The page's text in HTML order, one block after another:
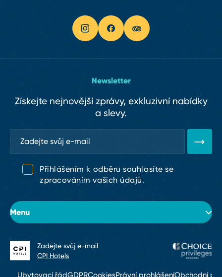
Menu
O hotelu
Pokoje
Newsletter
Získejte nejnovější zprávy, exkluzivní nabídky
a slevy.
Přihlášením k odběru souhlasíte se
zpracováním vašich údajů.
Ubytovací řádGDPRCookiesPrávní prohlášeníObchodní
Zadejte svůj e⁠-⁠mail
CPI Hotels